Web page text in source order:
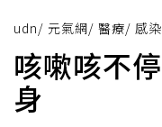
udn/ 元氣網/ 醫療/ 感
咳嗽咳不
身